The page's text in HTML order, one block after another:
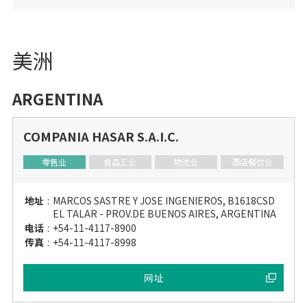
美洲
ARGENTINA
COMPANIA HASAR S.A.I.C.
零售业 食品工业 物流业 酒店餐饮业
地址 : MARCOS SASTRE Y JOSE INGENIEROS, B1618CSD
EL TALAR - PROV.DE BUENOS AIRES, ARGENTINA
电话 : +54-11-4117-8900
传真 : +54-11-4117-8998
网址